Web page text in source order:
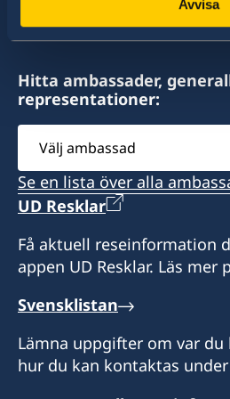
Avvisa
+421 2-482 402 51
Sveriges honorära
Tomášikova 30
821 01 Bratislava
Slovakien
Öppettider: onsdagar 12.00-
Konsulatet har inte
sig ordinarie pass,
provisoriskt pass.
Upphämtning av redan
resehandlingar är däremot
Hitta ambassader,
representationer:
Välj
ambassad
Se en lista över alla
UD Resklar
Få aktuell reseinformation
appen UD Resklar. Läs mer
Svensklistan
Lämna uppgifter om var
hur du kan kontaktas